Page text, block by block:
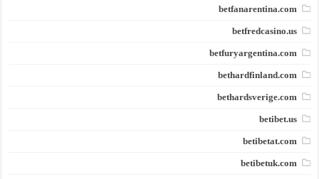
betfanarentina.com
betfredcasino.us
betfuryargentina.com
bethardfinland.com
bethardsverige.com
betibet.us
betibetat.com
betibetuk.com